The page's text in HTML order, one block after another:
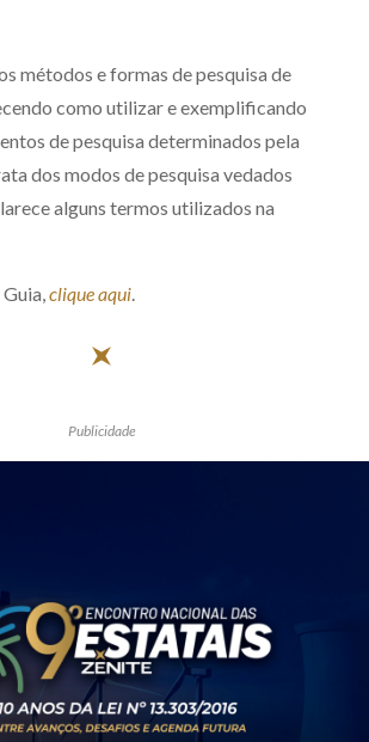
métodos e formas de pesquisa de
como utilizar e exemplificando
de pesquisa determinados pela
dos modos de pesquisa vedados
alguns termos utilizados na
clique aqui.
Publicidade